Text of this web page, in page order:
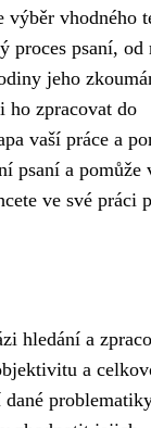
vhodného
proces psaní, od
jeho
ho zpracovat do
vaší práce a
psaní a pomůže
ve své práci
hledání a
a